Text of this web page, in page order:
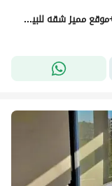
خصم كبير+جاهزه للمعاينه +تشطيب Ultra Lux+موقع مميز شقه للبيع في كمبوند مايان التجمع الخامس بين سوان ليك حسن علام و LMD دقايق من HYDE PARK & MIVIDA